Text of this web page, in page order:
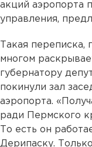
акций аэропорта
управления,
Такая
многом
губернатору
покинули зал
аэропорта.
ради Пермского
То есть он
Дерипаску.